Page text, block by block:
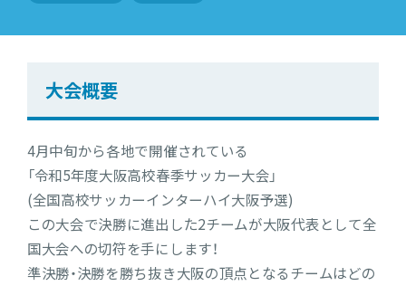
大会概要
4月中旬から各地で開催されている
「令和5年度大阪高校春季サッカー大会」
(全国高校サッカーインターハイ大阪予選)
この大会で決勝に進出した2チームが大阪代表として全
国大会への切符を手にします！
準決勝・決勝を勝ち抜き大阪の頂点となるチームはどの